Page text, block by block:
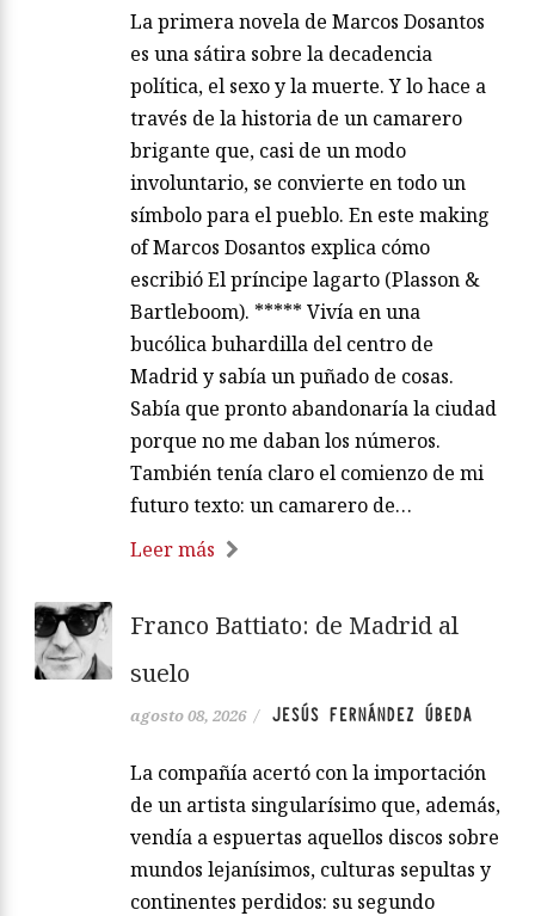
La primera novela de Marcos Dosantos
es una sátira sobre la decadencia
política, el sexo y la muerte. Y lo hace a
través de la historia de un camarero
brigante que, casi de un modo
involuntario, se convierte en todo un
símbolo para el pueblo. En este making
of Marcos Dosantos explica cómo
escribió El príncipe lagarto (Plasson &
Bartleboom). ***** Vivía en una
bucólica buhardilla del centro de
Madrid y sabía un puñado de cosas.
Sabía que pronto abandonaría la ciudad
porque no me daban los números.
También tenía claro el comienzo de mi
futuro texto: un camarero de…
Leer más
Franco Battiato: de Madrid al
suelo
agosto 08, 2026 / JESÚS FERNÁNDEZ ÚBEDA
La compañía acertó con la importación
de un artista singularísimo que, además,
vendía a espuertas aquellos discos sobre
mundos lejanísimos, culturas sepultas y
continentes perdidos: su segundo